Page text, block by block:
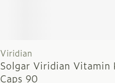
Viridian
Solgar Viridian Vitamin
Caps 90